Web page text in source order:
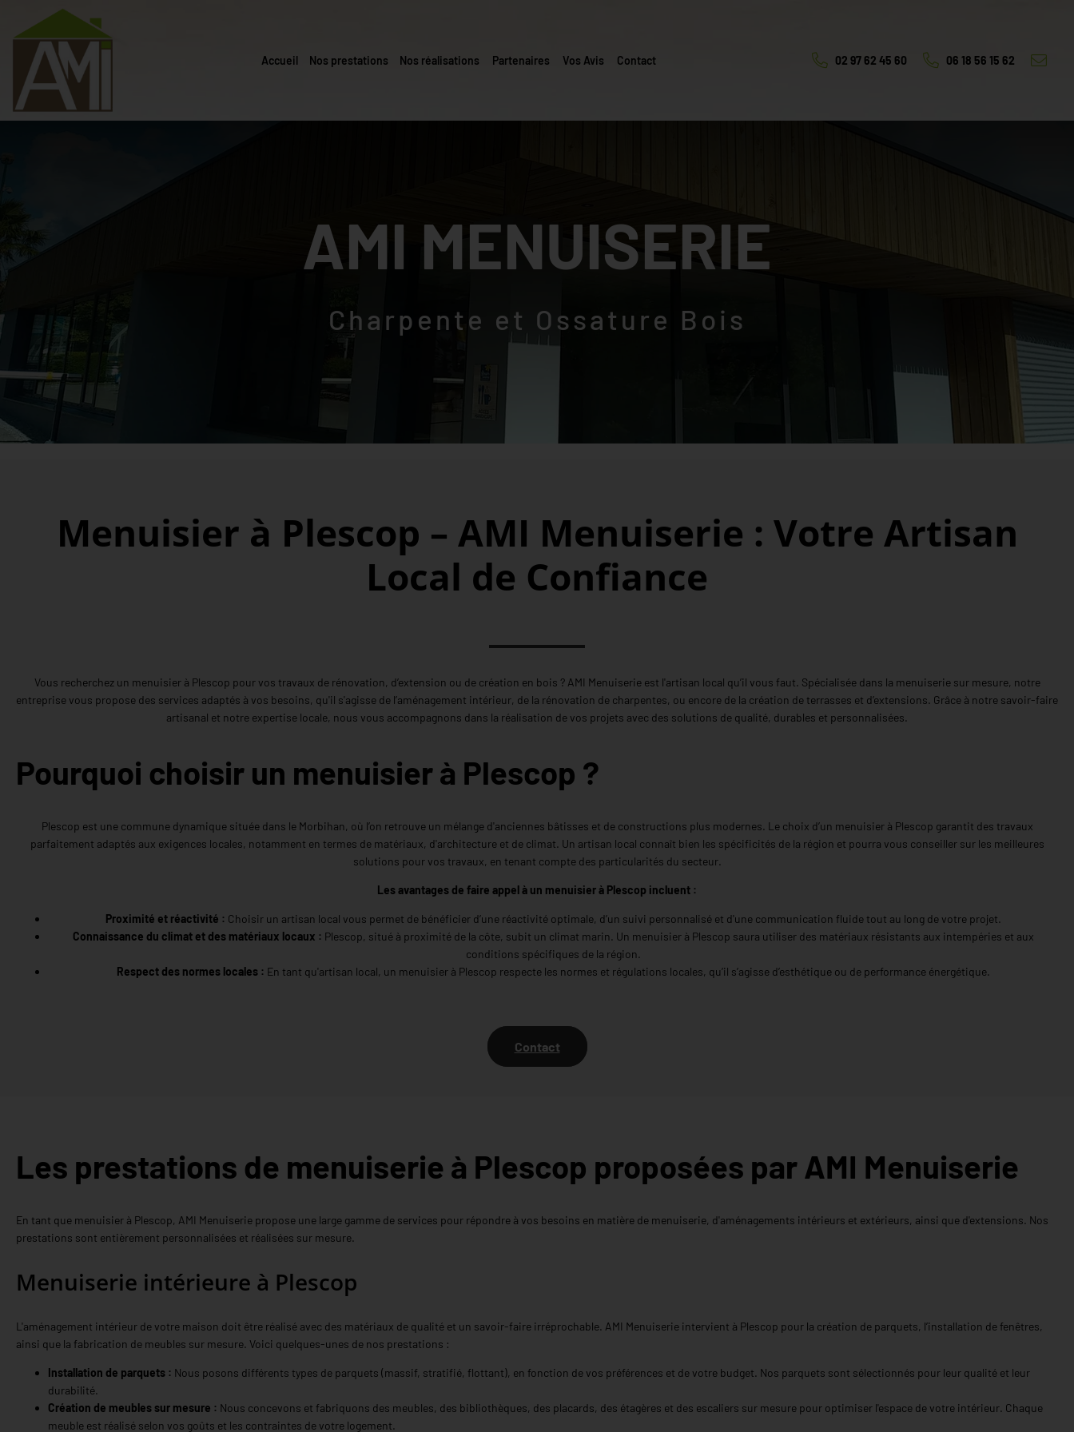
02 97 62 45 60 06 18 56 15 62
Accueil Nos prestations Nos réalisations Partenaires Vos Avis Contact
AMI MENUISERIE
Charpente et Ossature Bois
Menuisier à Plescop – AMI Menuiserie : Votre Artisan
Local de Confiance
Vous recherchez un menuisier à Plescop pour vos travaux de rénovation, d’extension ou de création en bois ? AMI Menuiserie est l'artisan local qu’il vous faut. Spécialisée dans la menuiserie sur mesure, notre
entreprise vous propose des services adaptés à vos besoins, qu'il s'agisse de l’aménagement intérieur, de la rénovation de charpentes, ou encore de la création de terrasses et d’extensions. Grâce à notre savoir-faire
artisanal et notre expertise locale, nous vous accompagnons dans la réalisation de vos projets avec des solutions de qualité, durables et personnalisées.
Pourquoi choisir un menuisier à Plescop ?
Plescop est une commune dynamique située dans le Morbihan, où l’on retrouve un mélange d'anciennes bâtisses et de constructions plus modernes. Le choix d’un menuisier à Plescop garantit des travaux
parfaitement adaptés aux exigences locales, notamment en termes de matériaux, d'architecture et de climat. Un artisan local connaît bien les spécificités de la région et pourra vous conseiller sur les meilleures
solutions pour vos travaux, en tenant compte des particularités du secteur.
Les avantages de faire appel à un menuisier à Plescop incluent :
Proximité et réactivité : Choisir un artisan local vous permet de bénéficier d’une réactivité optimale, d’un suivi personnalisé et d'une communication fluide tout au long de votre projet.
Connaissance du climat et des matériaux locaux : Plescop, situé à proximité de la côte, subit un climat marin. Un menuisier à Plescop saura utiliser des matériaux résistants aux intempéries et aux
conditions spécifiques de la région.
Respect des normes locales : En tant qu'artisan local, un menuisier à Plescop respecte les normes et régulations locales, qu’il s’agisse d’esthétique ou de performance énergétique.
Contact
Les prestations de menuiserie à Plescop proposées par AMI Menuiserie
En tant que menuisier à Plescop, AMI Menuiserie propose une large gamme de services pour répondre à vos besoins en matière de menuiserie, d'aménagements intérieurs et extérieurs, ainsi que d'extensions. Nos
prestations sont entièrement personnalisées et réalisées sur mesure.
Menuiserie intérieure à Plescop
L'aménagement intérieur de votre maison doit être réalisé avec des matériaux de qualité et un savoir-faire irréprochable. AMI Menuiserie intervient à Plescop pour la création de parquets, l’installation de fenêtres,
ainsi que la fabrication de meubles sur mesure. Voici quelques-unes de nos prestations :
Installation de parquets : Nous posons différents types de parquets (massif, stratifié, flottant), en fonction de vos préférences et de votre budget. Nos parquets sont sélectionnés pour leur qualité et leur
durabilité.
Création de meubles sur mesure : Nous concevons et fabriquons des meubles, des bibliothèques, des placards, des étagères et des escaliers sur mesure pour optimiser l'espace de votre intérieur. Chaque
meuble est réalisé selon vos goûts et les contraintes de votre logement.